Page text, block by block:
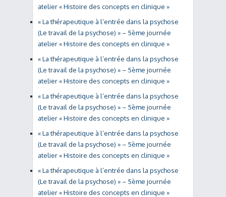
atelier « Histoire des concepts en clinique »
« La thérapeutique à l’entrée dans la psychose
(Le travail de la psychose) » – 5ème journée
atelier « Histoire des concepts en clinique »
« La thérapeutique à l’entrée dans la psychose
(Le travail de la psychose) » – 5ème journée
atelier « Histoire des concepts en clinique »
« La thérapeutique à l’entrée dans la psychose
(Le travail de la psychose) » – 5ème journée
atelier « Histoire des concepts en clinique »
« La thérapeutique à l’entrée dans la psychose
(Le travail de la psychose) » – 5ème journée
atelier « Histoire des concepts en clinique »
« La thérapeutique à l’entrée dans la psychose
(Le travail de la psychose) » – 5ème journée
atelier « Histoire des concepts en clinique »